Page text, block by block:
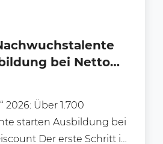
bei Netto
2026: Über 1.700
starten Ausbildung bei
Der erste Schritt ins